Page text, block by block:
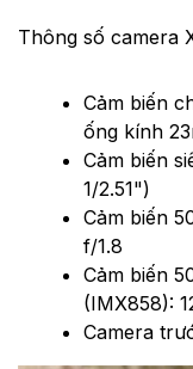
Thông số camera
Cảm biến
ống kính
Cảm biến
1/2.51")
Cảm biến
f/1.8
Cảm biến
(IMX858):
Camera